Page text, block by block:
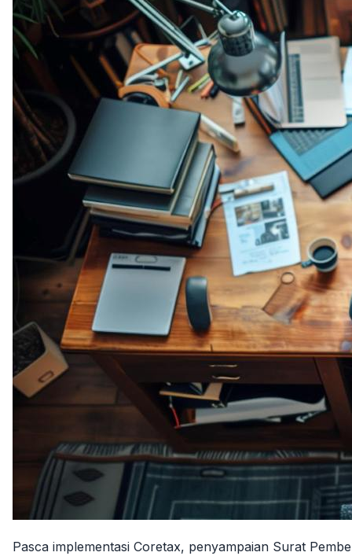
Pasca implementasi Coretax, penyampaian Surat